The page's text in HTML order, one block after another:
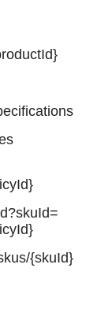
{skuId}